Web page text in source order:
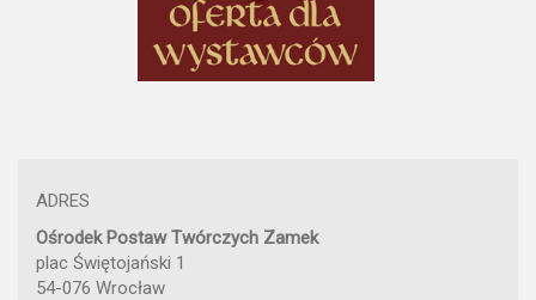
ADRES
Ośrodek Postaw Twórczych Zamek
plac Świętojański 1
54-076 Wrocław